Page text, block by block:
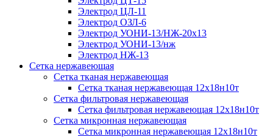
Электрод ЦЛ-11
Электрод ОЗЛ-6
Электрод УОНИ-13/НЖ-20х13
Электрод УОНИ-13/нж
Электрод НЖ-13
Сетка нержавеющая
Сетка тканая нержавеющая
Сетка тканая нержавеющая 12х18н10т
Сетка фильтровая нержавеющая
Сетка фильтровая нержавеющая 12х18н10т
Сетка микронная нержавеющая
Сетка микронная нержавеющая 12х18н10т